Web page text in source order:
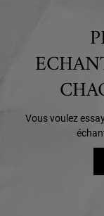
Vous voulez